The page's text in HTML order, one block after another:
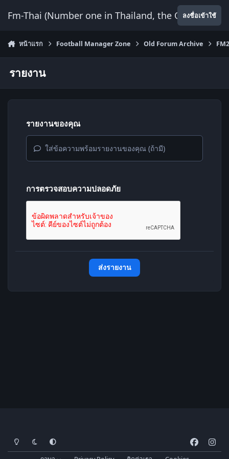
Fm-Thai (Number one in Thailand, the Onlyลงชื่อเข้าใช้
หน้าแรก Football Manager Zone Old Forum Archive
รายงาน
รายงานของคุณ
ใส่ข้อความพร้อมรายงานของคุณ (ถ้ามี)
การตรวจสอบความปลอดภัย
ส่งรายงาน
โหมดสว่างโหมดมืด การตั้งค่าระบบ
a
n